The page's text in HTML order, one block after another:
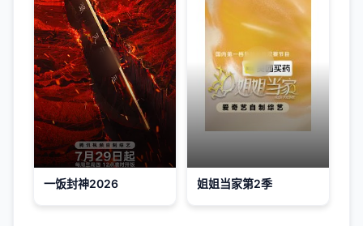
一饭封神2026 姐姐当家第2季